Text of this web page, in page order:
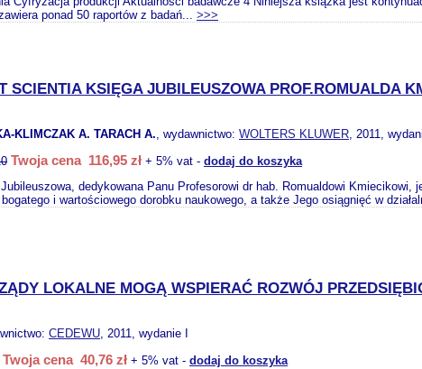
ponad 50 raportów z badań... >>>
SCIENTIA KSIĘGA JUBILEUSZOWA PROF.ROMUALDA
KLIMCZAK A. TARACH A., wydawnictwo: WOLTERS KLUWER, 2011,
Twoja cena 116,95 zł + 5% vat - dodaj do koszyka
dedykowana Panu Profesorowi dr hab. Romualdowi
i wartościowego dorobku naukowego, a także Jego osiągnięć w
LOKALNE MOGĄ WSPIERAĆ ROZWÓJ
CEDEWU, 2011, wydanie I
Twoja cena 40,76 zł + 5% vat - dodaj do koszyka